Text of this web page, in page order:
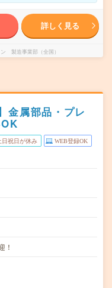
詳しく見る
製造事業部（全国）
金属部品・プレ
日祝日が休み WEB登録OK
！